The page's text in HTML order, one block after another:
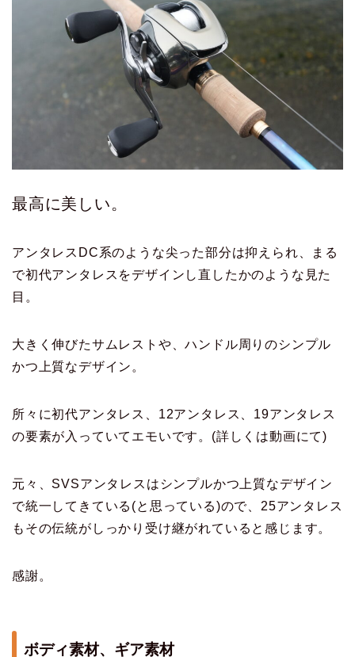
最高に美しい。
アンタレスDC系のような尖った部分は抑えられ、まる
で初代アンタレスをデザインし直したかのような見た
目。
大きく伸びたサムレストや、ハンドル周りのシンプル
かつ上質なデザイン。
所々に初代アンタレス、12アンタレス、19アンタレス
の要素が入っていてエモいです。(詳しくは動画にて)
元々、SVSアンタレスはシンプルかつ上質なデザイン
で統一してきている(と思っている)ので、25アンタレス
もその伝統がしっかり受け継がれていると感じます。
感謝。
ボディ素材、ギア素材